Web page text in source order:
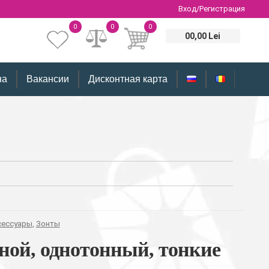
Вход/Регистрация
0
00,00 Lei
0
0
Вакансии Дисконтная карта
, Зонты
однотонный, тонкие